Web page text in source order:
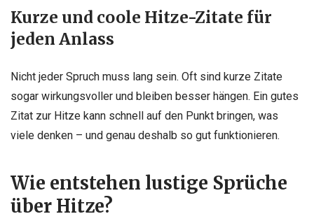
Kurze und coole Hitze-Zitate für
jeden Anlass
Nicht jeder Spruch muss lang sein. Oft sind kurze Zitate
sogar wirkungsvoller und bleiben besser hängen. Ein gutes
Zitat zur Hitze kann schnell auf den Punkt bringen, was
viele denken – und genau deshalb so gut funktionieren.
Wie entstehen lustige Sprüche
über Hitze?